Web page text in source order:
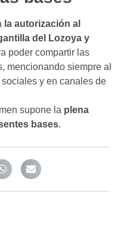
la autorización al
del Lozoya y
poder compartir las
mencionando siempre al
y en canales de
supone la plena
bases.